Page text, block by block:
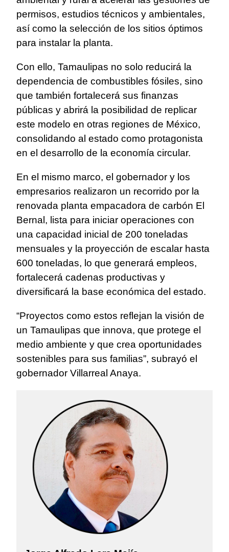
permisos, estudios técnicos y ambientales,
así como la selección de los sitios óptimos
para instalar la planta.
Con ello, Tamaulipas no solo reducirá la
dependencia de combustibles fósiles, sino
que también fortalecerá sus finanzas
públicas y abrirá la posibilidad de replicar
este modelo en otras regiones de México,
consolidando al estado como protagonista
en el desarrollo de la economía circular.
En el mismo marco, el gobernador y los
empresarios realizaron un recorrido por la
renovada planta empacadora de carbón El
Bernal, lista para iniciar operaciones con
una capacidad inicial de 200 toneladas
mensuales y la proyección de escalar hasta
600 toneladas, lo que generará empleos,
fortalecerá cadenas productivas y
diversificará la base económica del estado.
“Proyectos como estos reflejan la visión de
un Tamaulipas que innova, que protege el
medio ambiente y que crea oportunidades
sostenibles para sus familias”, subrayó el
gobernador Villarreal Anaya.